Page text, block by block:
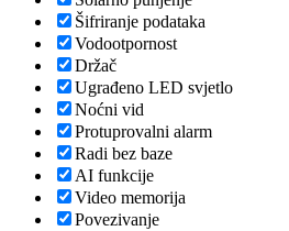
Šifriranje podataka
Vodootpornost
Držač
Ugrađeno LED svjetlo
Noćni vid
Protuprovalni alarm
Radi bez baze
AI funkcije
Video memorija
Povezivanje